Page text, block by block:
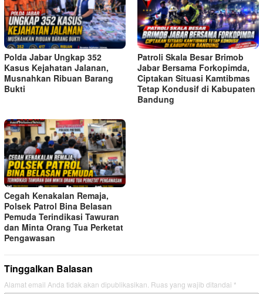
Polda Jabar Ungkap 352
Kasus Kejahatan Jalanan,
Musnahkan Ribuan Barang
Bukti
Patroli Skala Besar Brimob
Jabar Bersama Forkopimda,
Ciptakan Situasi Kamtibmas
Tetap Kondusif di Kabupaten
Bandung
Cegah Kenakalan Remaja,
Polsek Patrol Bina Belasan
Pemuda Terindikasi Tawuran
dan Minta Orang Tua Perketat
Pengawasan
Tinggalkan Balasan
Alamat email Anda tidak akan dipublikasikan. Ruas yang wajib ditandai *